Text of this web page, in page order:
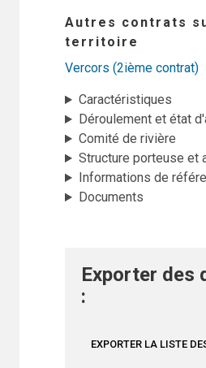
Autres contrats
territoire
Vercors (2ième contrat)
Caractéristiques
Déroulement et état
Comité de rivière
Structure porteuse et
Informations de
Documents
Exporter des
:
EXPORTER LA LISTE